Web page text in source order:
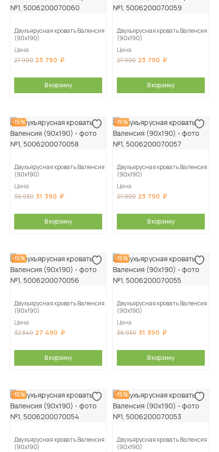
Двухъярусная кровать Валенсия
(90х190)
Цена
27 990 23 790
В корзину
Двухъярусная кровать Валенсия
(90х190)
Цена
27 990 23 790
В корзину
-15%
Двухъярусная кровать Валенсия
(90х190)
Цена
36 930 31 390
В корзину
-15%
Двухъярусная кровать Валенсия
(90х190)
Цена
27 990 23 790
В корзину
-15%
Двухъярусная кровать Валенсия
(90х190)
Цена
32 340 27 490
В корзину
-15%
Двухъярусная кровать Валенсия
(90х190)
Цена
36 930 31 390
В корзину
-15%
Двухъярусная кровать Валенсия
(90х190)
-15%
Двухъярусная кровать Валенсия
(90х190)